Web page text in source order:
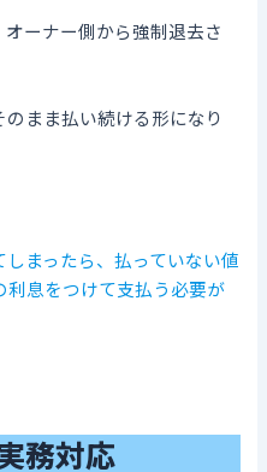
ーナー側から強制退去さ
まま払い続ける形になり
しまったら、払っていない値
利息をつけて支払う必要が
務対応